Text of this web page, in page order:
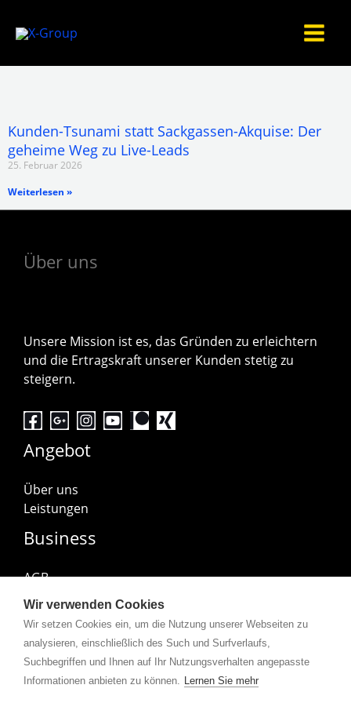
Wir verwenden Cookies
Wir setzen Cookies ein, um die Nutzung unserer Webseiten zu
analysieren, einschließlich des Such und Surfverlaufs,
Suchbegriffen und Ihnen auf Ihr Nutzungsverhalten angepasste
Informationen anbieten zu können. Lernen Sie mehr
Inhalt
Kunden-Tsunami statt Sackgassen-Akquise: Der
geheime Weg zu Live-Leads
25. Februar 2026
Weiterlesen »
Über uns
Unsere Mission ist es, das Gründen zu erleichtern
und die Ertragskraft unserer Kunden stetig zu
steigern.
Angebot
Über uns
Leistungen
Business
AGB
Impressum
Abonniere uns